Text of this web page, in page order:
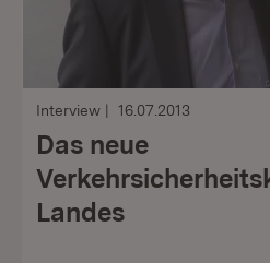
Interview 16.07.2013
Das neue
Landes